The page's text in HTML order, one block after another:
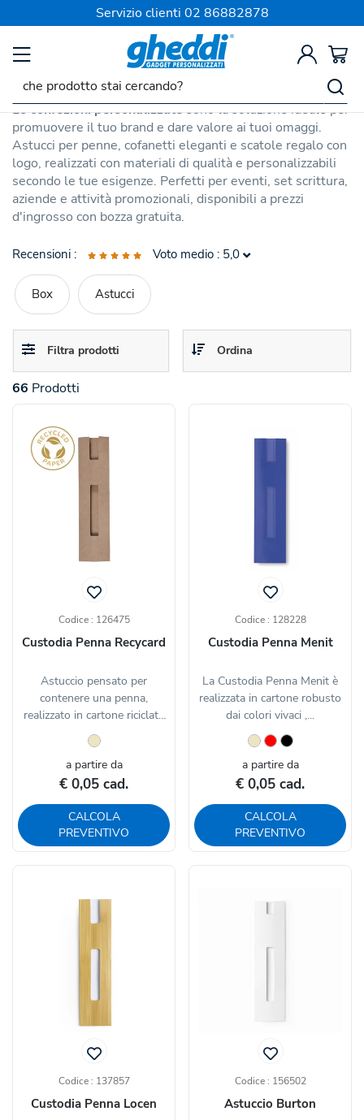
Servizio clienti 02 86882878
SPEDIZIONE SEMPRE GRATIS
SCRITTURA
Confezioni Personalizzate
Leconfezioni personalizzatesono la soluzione ideale per
promuovere il tuo brand e dare valore ai tuoi omaggi.
Astucci per penne, cofanetti eleganti e scatole regalo con
logo, realizzati con materiali di qualità e personalizzabili
secondo le tue esigenze. Perfetti per eventi, set scrittura,
aziende e attività promozionali, disponibili a prezzi
d'ingrosso con bozza gratuita.
Recensioni : Voto medio : 5,0
Astuccio in RPET Montu
Prodotto di buona qualità, piace molto ai nostri allievi.
12/10/2025 Agnes Kenez
Box Astucci
Toggle
navigation
Filtra prodotti
Toggle
navigation
Ordina
66 Prodotti
Codice : 126475
Custodia Penna Recycard
Astuccio pensato per
contenere una penna,
realizzato in cartone riciclato
di...
a partire da
€ 0,05 cad.
CALCOLA
PREVENTIVO
Codice : 128228
Custodia Penna Menit
La Custodia Penna Menit è
realizzata in cartone robusto
dai colori vivaci ,...
a partire da
€ 0,05 cad.
CALCOLA
PREVENTIVO
Codice : 137857
Custodia Penna Locen
Codice : 156502
Astuccio Burton